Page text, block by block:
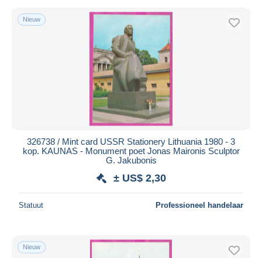
Nieuw
326738 / Mint card USSR Stationery Lithuania 1980 - 3
kop. KAUNAS - Monument poet Jonas Maironis Sculptor
G. Jakubonis
± US$ 2,30
Statuut Professioneel handelaar
Nieuw